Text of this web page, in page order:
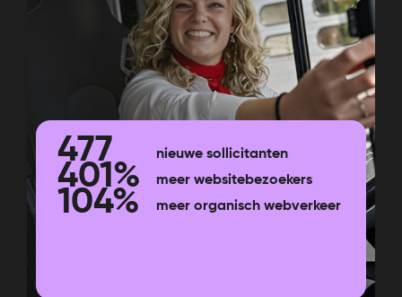
477 nieuwe sollicitanten
401% meer websitebezoekers
104% meer organisch webverkeer